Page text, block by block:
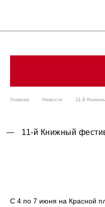
Главная Новости 11-й
11-й Книжный
С 4 по 7 июня на Красной